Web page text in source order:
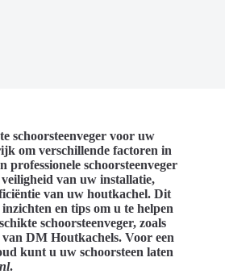
schoorsteenveger voor uw
om verschillende factoren in
professionele schoorsteenveger
van uw installatie,
van uw houtkachel. Dit
en tips om u te helpen
schoorsteenveger, zoals
DM Houtkachels. Voor een
kunt u uw schoorsteen laten
.